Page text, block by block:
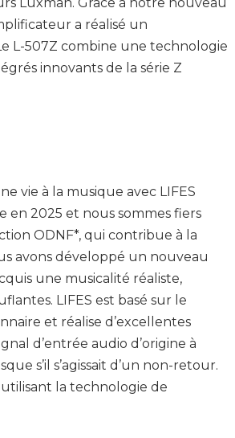
a réalisé un
L-507Z combine une technologie
innovants de la série Z
vie à la musique avec LIFES
en 2025 et nous sommes fiers
ODNF*, qui contribue à la
avons développé un nouveau
une musicalité réaliste,
LIFES est basé sur le
et réalise d’excellentes
d’entrée audio d’origine à
s’il s’agissait d’un non-retour.
la technologie de